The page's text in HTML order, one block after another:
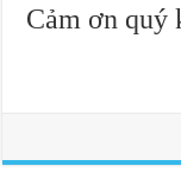
Cảm ơn quý